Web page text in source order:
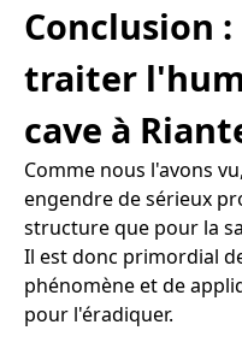
Conclusion
traiter
cave à
Comme nous l'avons
engendre de sérieux
structure que pour la
Il est donc primordial
phénomène et de
pour l'éradiquer.